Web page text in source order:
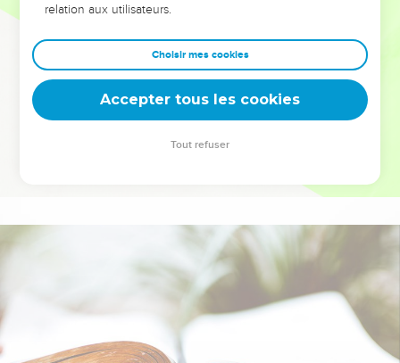
Dans cette conférence, leaders, entrepreneurs, et responsables
clés pour avancer avec plus de sagesse afin que leurs erreurs
deviennent vos tremplins. Que vous guidiez un ministère, une
équipe, un groupe ou une famille, leur expérience est faite
relation aux utilisateurs.
Choisir mes cookies
Accepter tous les cookies
Tout refuser